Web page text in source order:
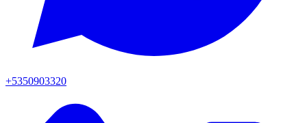
+5350903320